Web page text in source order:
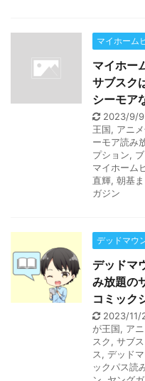
マイホーム
マイホー
サブスク
シーモア
2023/9/9
王国, アニ
ーモア読み
プション,
マイホーム
直輝, 朝基
ガジン
デッドマウ
デッドマ
み放題の
コミック
2023/11/
が王国, ア
スク, サブ
ス, デッド
ックパス読